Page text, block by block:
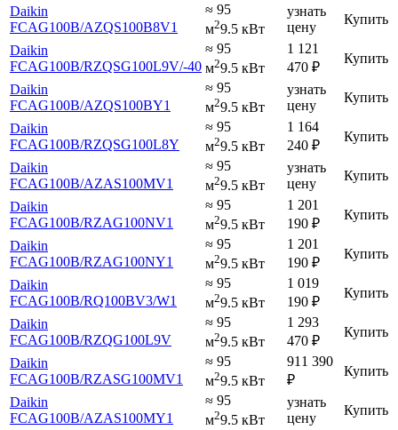
Daikin
FCAG100B/AZQS100B8V1
≈ 95
м29.5 кВт
узнать
цену
Купить
Daikin
FCAG100B/RZQSG100L9V/-40
≈ 95
м29.5 кВт
1 121
470 ₽
Купить
Daikin
FCAG100B/AZQS100BY1
≈ 95
м29.5 кВт
узнать
цену
Купить
Daikin
FCAG100B/RZQSG100L8Y
≈ 95
м29.5 кВт
1 164
240 ₽
Купить
Daikin
FCAG100B/AZAS100MV1
≈ 95
м29.5 кВт
узнать
цену
Купить
Daikin
FCAG100B/RZAG100NV1
≈ 95
м29.5 кВт
1 201
190 ₽
Купить
Daikin
FCAG100B/RZAG100NY1
≈ 95
м29.5 кВт
1 201
190 ₽
Купить
Daikin
FCAG100B/RQ100BV3/W1
≈ 95
м29.5 кВт
1 019
190 ₽
Купить
Daikin
FCAG100B/RZQG100L9V
≈ 95
м29.5 кВт
1 293
470 ₽
Купить
Daikin
FCAG100B/RZASG100MV1
≈ 95
м29.5 кВт
911 390
₽
Купить
Daikin
FCAG100B/AZAS100MY1
≈ 95
м29.5 кВт
узнать
цену
Купить